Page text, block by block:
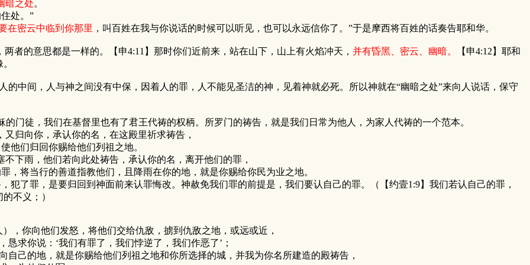
暗之处。
处。”
在密云中临到你那里 ，叫百姓在我与你说话的时候可以听见，也可以永远信你了。”于是摩西将百姓的话奏告耶和华。
的意思都是一样的。【申4:11】那时你们近前来，站在山下，山上有火焰冲天， 并有昏黑、密云、幽暗。
【申4:12】耶和
间，人与神之间没有中保，因着人的罪，人不能见圣洁的神，见着神就必死。所以神就在“幽暗之处”来向人说话，保守
徒，我们在基督里也有了君王代祷的权柄。所罗门的祷告，就是我们日常为他人，为家人代祷的一个范本。
向你，承认你的名，在这殿里祈求祷告，
们归回你赐给他们列祖之地。
雨，他们若向此处祷告，承认你的名，离开他们的罪，
将当行的善道指教他们，且降雨在你的地，就是你赐给你民为业之地。
了罪，是要归回到神面前来认罪悔改。神赦免我们罪的前提是，我们要认自己的罪。（【约壹1:9】我们若认自己的罪，
不义；）
你向他们发怒，将他们交给仇敌，掳到仇敌之地，或远或近，
你说：‘我们有罪了，我们悖逆了，我们作恶了’；
的地，就是你赐给他们列祖之地和你所选择的城，并我为你名所建造的殿祷告，